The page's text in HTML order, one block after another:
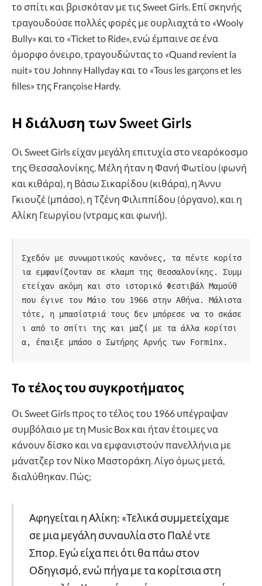
το σπίτι και βρισκόταν με τις Sweet Girls. Επί σκηνής
τραγουδούσε πολλές φορές με ουρλιαχτά το «Wooly
Bully» και το «Ticket to Ride», ενώ έμπαινε σε ένα
όμορφο όνειρο, τραγουδώντας το «Quand revient la
nuit» του Johnny Hallyday και το «Tous les garçons et les
filles» της Françoise Hardy.
Η διάλυση των Sweet Girls
Οι Sweet Girls είχαν μεγάλη επιτυχία στο νεαρόκοσμο
της Θεσσαλονίκης. Μέλη ήταν η Φανή Φωτίου (φωνή
και κιθάρα), η Βάσω Σικαρίδου (κιθάρα), η Άννυ
Γκιουζέ (μπάσο), η Τζένη Φιλιππίδου (όργανο), και η
Αλίκη Γεωργίου (ντραμς και φωνή).
Σχεδόν με συνωμοτικούς κανόνες, τα πέντε κορίτσ
ια εμφανίζονταν σε κλαμπ της Θεσσαλονίκης. Συμμ
ετείχαν ακόμη και στο ιστορικό Φεστιβάλ Μαμούθ
που έγινε τον Μάιο του 1966 στην Αθήνα. Μάλιστα
τότε, η μπασίστριά τους δεν μπόρεσε να το σκάσε
ι από το σπίτι της και μαζί με τα άλλα κορίτσι
α, έπαιξε μπάσο ο Σωτήρης Αρνής των Forminx.
Το τέλος του συγκροτήματος
Οι Sweet Girls προς το τέλος του 1966 υπέγραψαν
συμβόλαιο με τη Music Box και ήταν έτοιμες να
κάνουν δίσκο και να εμφανιστούν πανελλήνια με
μάνατζερ τον Νίκο Μαστοράκη. Λίγο όμως μετά,
διαλύθηκαν. Πώς;
Αφηγείται η Αλίκη: «Τελικά συμμετείχαμε
σε μια μεγάλη συναυλία στο Παλέ ντε
Σπορ. Εγώ είχα πει ότι θα πάω στον
Οδηγισμό, ενώ πήγα με τα κορίτσια στη